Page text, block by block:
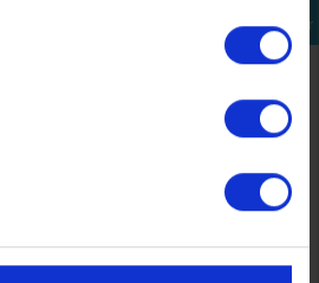
connecter
-23%